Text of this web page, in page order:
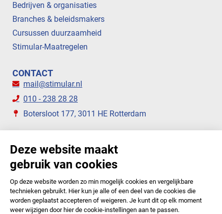
Bedrijven & organisaties
Branches & beleidsmakers
Cursussen duurzaamheid
Stimular-Maatregelen
CONTACT
mail@stimular.nl
010 - 238 28 28
Botersloot 177, 3011 HE Rotterdam
STIMULAR NIEUWSBRIEVEN
ABONNEER NU